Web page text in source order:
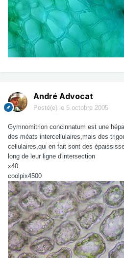
André Advocat
Posté(e) le 5 octobre 2005
Gymnomitrion concinnatum est une
des méats intercellulaires,mais des
cellulaires,qui en fait sont des
long de leur ligne d'intersection
x40
coolpix4500